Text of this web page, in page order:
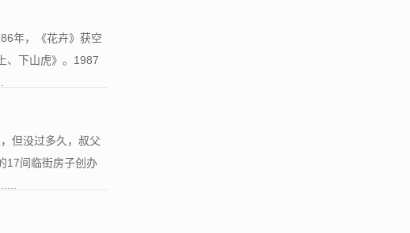
年，《花卉》获空
、下山虎》。1987
但没过多久，叔父
17间临街房子创办